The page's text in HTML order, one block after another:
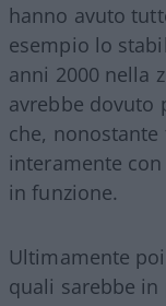
hanno avuto
esempio lo
anni 2000 nella
avrebbe dovuto
che,
interamente
in funzione.
Ultimamente
quali sarebbe in